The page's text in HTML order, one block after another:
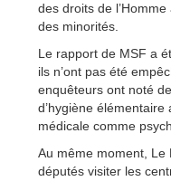
des droits de
des minorités.
Le rapport de MSF a
ils n’ont pas été
enquêteurs ont noté
d’hygiène élémentaire
médicale comme
Au même moment, Le
députés visiter les